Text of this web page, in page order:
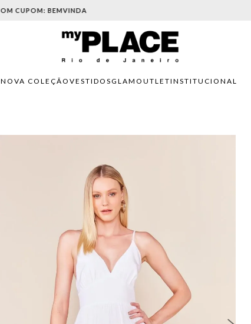
PARCELAMENTO EM ATÉ 6X SEM JUROS. APROVEITE!
NOVA COLEÇÃO VESTIDOSGLAM OUTLETINSTITUCIONAL